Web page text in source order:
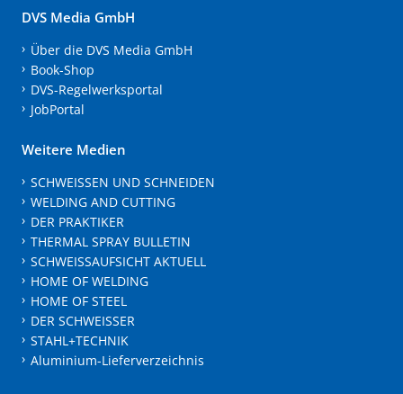
DVS Media GmbH
Über die DVS Media GmbH
Book-Shop
DVS-Regelwerksportal
JobPortal
Weitere Medien
SCHWEISSEN UND SCHNEIDEN
WELDING AND CUTTING
DER PRAKTIKER
THERMAL SPRAY BULLETIN
SCHWEISSAUFSICHT AKTUELL
HOME OF WELDING
HOME OF STEEL
DER SCHWEISSER
STAHL+TECHNIK
Aluminium-Lieferverzeichnis